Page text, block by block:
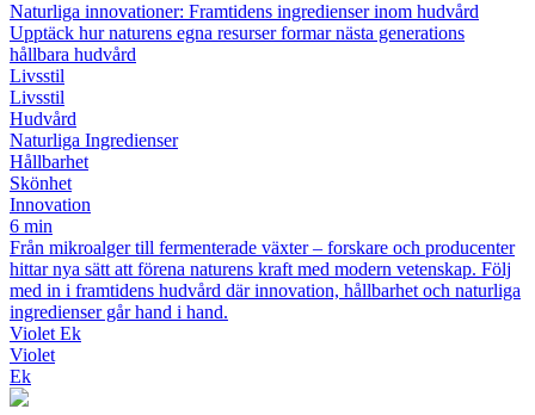
Naturliga innovationer: Framtidens ingredienser inom hudvård
Upptäck hur naturens egna resurser formar nästa generations
hållbara hudvård
Livsstil
Livsstil
Hudvård
Naturliga Ingredienser
Hållbarhet
Skönhet
Innovation
6 min
Från mikroalger till fermenterade växter – forskare och producenter
hittar nya sätt att förena naturens kraft med modern vetenskap. Följ
med in i framtidens hudvård där innovation, hållbarhet och naturliga
ingredienser går hand i hand.
Violet Ek
Violet
Ek